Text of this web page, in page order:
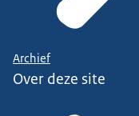
Archief
Over deze site